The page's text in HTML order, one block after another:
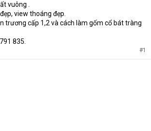
vuông .
view thoáng đẹp.
trương cấp 1,2 và cách làm gốm cổ bát tràng
835.
#1